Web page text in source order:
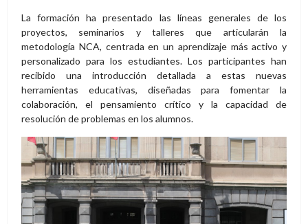
La formación ha presentado las líneas generales de los
proyectos, seminarios y talleres que articularán la
metodología NCA, centrada en un aprendizaje más activo y
personalizado para los estudiantes. Los participantes han
recibido una introducción detallada a estas nuevas
herramientas educativas, diseñadas para fomentar la
colaboración, el pensamiento crítico y la capacidad de
resolución de problemas en los alumnos.